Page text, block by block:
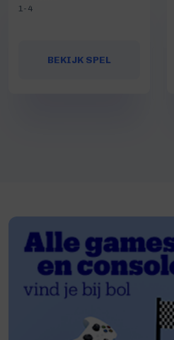
1-4
BEKIJK SPEL